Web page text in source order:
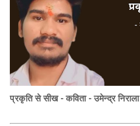
प्रकृति से सीख - कविता - उमेन्द्र निराला